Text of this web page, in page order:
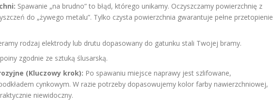
Spawanie „na brudno” to błąd, którego unikamy. Oczyszczamy powierzchnię z
do „żywego metalu”. Tylko czysta powierzchnia gwarantuje pełne przetopienie
rodzaj elektrody lub drutu dopasowany do gatunku stali Twojej bramy.
zgodnie ze sztuką ślusarską.
(Kluczowy krok): Po spawaniu miejsce naprawy jest szlifowane,
cynkowym. W razie potrzeby dopasowujemy kolor farby nawierzchniowej,
niewidoczny.